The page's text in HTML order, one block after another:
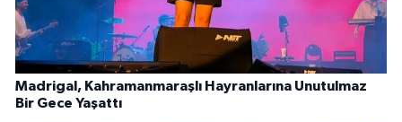
Madrigal, Kahramanmaraşlı Hayranlarına Unutulmaz
Bir Gece Yaşattı